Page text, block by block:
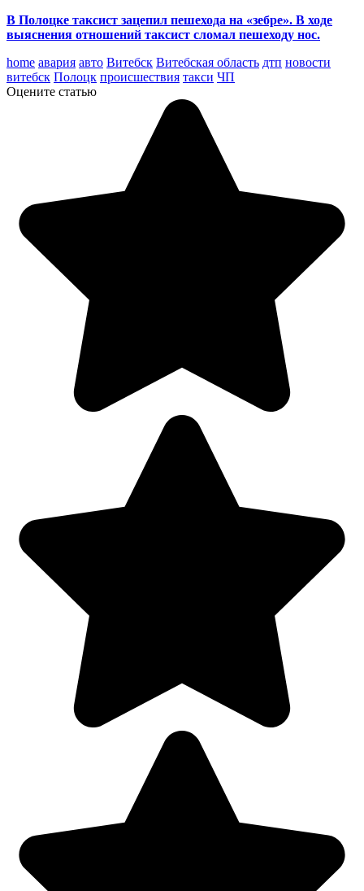
В Полоцке таксист зацепил пешехода на «зебре». В ходе
выяснения отношений таксист сломал пешеходу нос.
home авария авто Витебск Витебская область дтп новости
витебск Полоцк происшествия такси ЧП
Оцените статью